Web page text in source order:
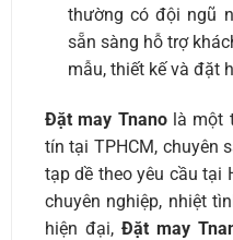
thường có đội ngũ
sẵn sàng hỗ trợ
mẫu, thiết kế và đặt
Đặt may Tnanolà một
tín tại TPHCM, chuyên
tạp dề theo yêu cầu tại
chuyên nghiệp, nhiệt
hiện đại, Đặt may